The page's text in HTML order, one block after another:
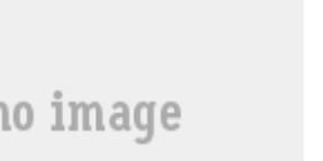
Bahasa Indonesia
Italiano